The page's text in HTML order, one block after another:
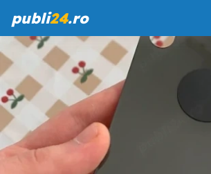
publi24.ro